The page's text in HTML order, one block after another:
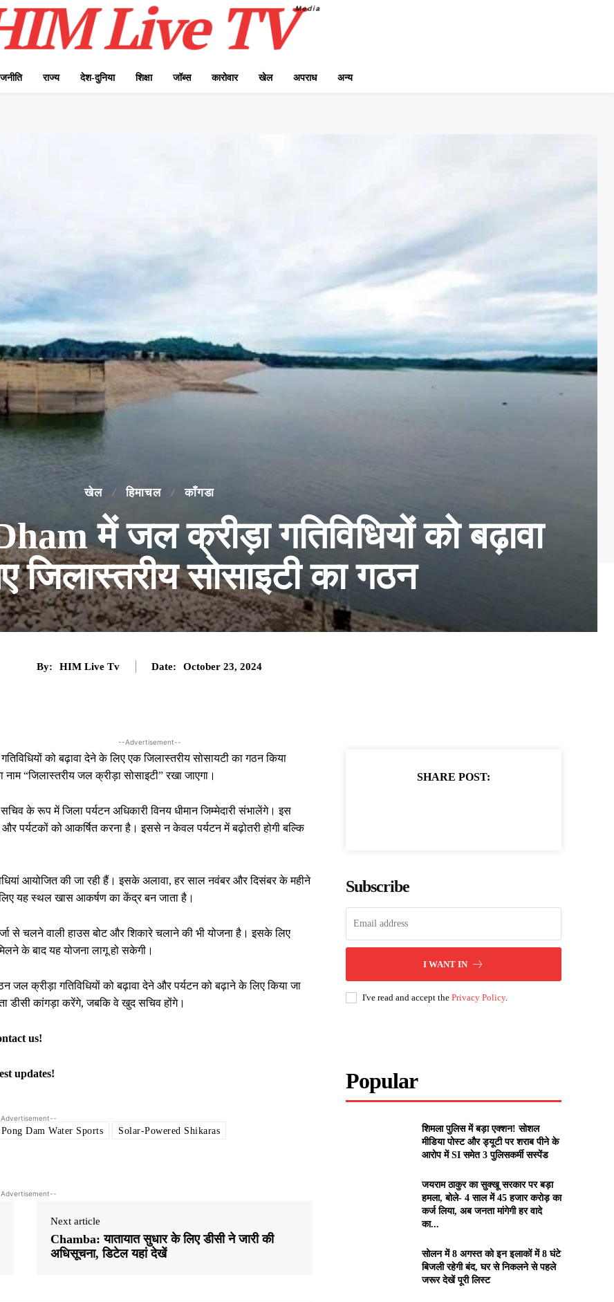
राज्य देश-दुनिया शिक्षा जॉब्स कारोवार खेल अपराध अन्य
खेल हिमाचल काँगडा
में जल क्रीड़ा गतिविधियों को बढ़ावा
जिलास्तरीय सोसाइटी का गठन
By: HIM Live Tv Date: October 23, 2024
--Advertisement--
को बढ़ावा देने के लिए एक जिलास्तरीय सोसायटी का गठन किया
“जिलास्तरीय जल क्रीड़ा सोसाइटी” रखा जाएगा।
के रूप में जिला पर्यटन अधिकारी विनय धीमान जिम्मेदारी संभालेंगे। इस
और पर्यटकों को आकर्षित करना है। इससे न केवल पर्यटन में बढ़ोतरी होगी बल्कि
आयोजित की जा रही हैं। इसके अलावा, हर साल नवंबर और दिसंबर के महीने
लिए यह स्थल खास आकर्षण का केंद्र बन जाता है।
से चलने वाली हाउस बोट और शिकारे चलाने की भी योजना है। इसके लिए
के बाद यह योजना लागू हो सकेगी।
जल क्रीड़ा गतिविधियों को बढ़ावा देने और पर्यटन को बढ़ाने के लिए किया जा
डीसी कांगड़ा करेंगे, जबकि वे खुद सचिव होंगे।
us!
updates!
Pong Dam Water Sports
Solar-Powered Shikaras
Next article
Chamba: यातायात सुधार के लिए डीसी ने जारी की
अधिसूचना, डिटेल यहां देखें
SHARE POST:
Subscribe
I WANT IN
I've read and accept thePrivacy Policy.
Popular
शिमला पुलिस में बड़ा एक्शन! सोशल
मीडिया पोस्ट और ड्यूटी पर शराब पीने के
आरोप में SI समेत 3 पुलिसकर्मी सस्पेंड
जयराम ठाकुर का सुक्खू सरकार पर बड़ा
हमला, बोले- 4 साल में 45 हजार करोड़ का
कर्ज लिया, अब जनता मांगेगी हर वादे
का...
सोलन में 8 अगस्त को इन इलाकों में 8 घंटे
बिजली रहेगी बंद, घर से निकलने से पहले
जरूर देखें पूरी लिस्ट